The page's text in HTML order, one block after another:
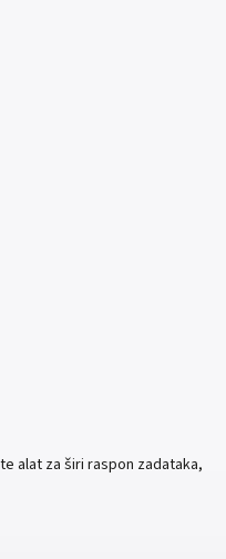
alat za širi raspon zadataka,